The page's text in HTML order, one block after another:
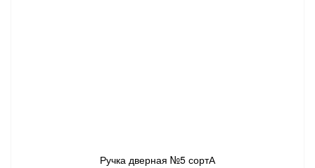
Ручка дверная №5 сортА